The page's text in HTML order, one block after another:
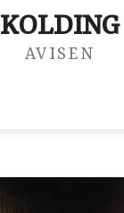
KOLDING
AVISEN